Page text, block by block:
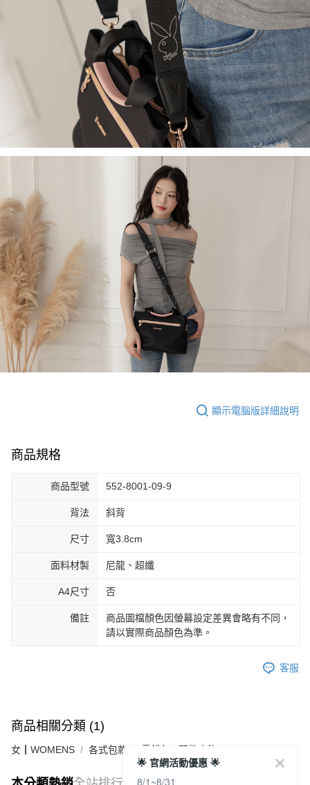
顯示電腦版詳細說明
商品規格
商品型號 552-8001-09-9
背法 斜背
尺寸 寬3.8cm
面料材製 尼龍、超纖
A4尺寸 否
備註
商品圖檔顏色因螢幕設定差異會略有不同，
請以實際商品顏色為準。
客服
商品相關分類 (1)
女┃WOMENS 各式包款 零錢包 / 配件小物
🌟 官網活動優惠 🌟
8/1~8/31